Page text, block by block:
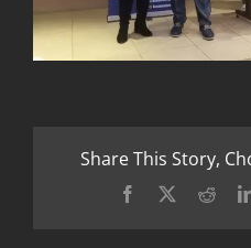
Share This Story,
Facebook